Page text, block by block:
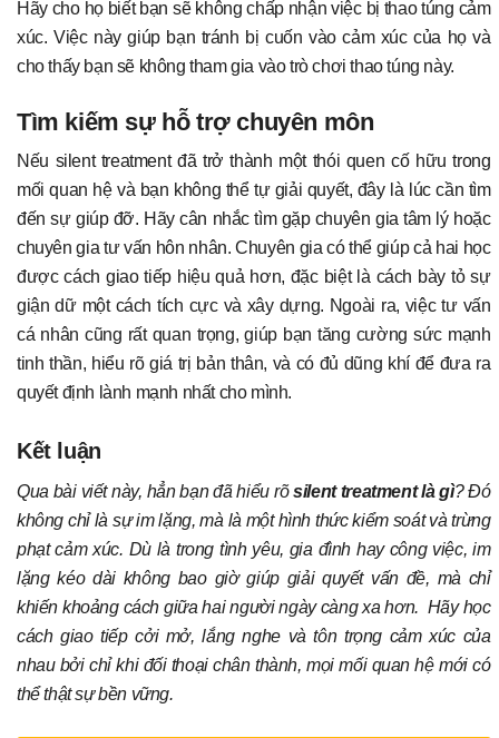
Hãy cho họ biết bạn sẽ không chấp nhận việc bị thao túng cảm
xúc. Việc này giúp bạn tránh bị cuốn vào cảm xúc của họ và
cho thấy bạn sẽ không tham gia vào trò chơi thao túng này.
Tìm kiếm sự hỗ trợ chuyên môn
Nếu silent treatment đã trở thành một thói quen cố hữu trong
mối quan hệ và bạn không thể tự giải quyết, đây là lúc cần tìm
đến sự giúp đỡ. Hãy cân nhắc tìm gặp chuyên gia tâm lý hoặc
chuyên gia tư vấn hôn nhân. Chuyên gia có thể giúp cả hai học
được cách giao tiếp hiệu quả hơn, đặc biệt là cách bày tỏ sự
giận dữ một cách tích cực và xây dựng. Ngoài ra, việc tư vấn
cá nhân cũng rất quan trọng, giúp bạn tăng cường sức mạnh
tinh thần, hiểu rõ giá trị bản thân, và có đủ dũng khí để đưa ra
quyết định lành mạnh nhất cho mình.
Kết luận
Qua bài viết này, hẳn bạn đã hiểu rõsilent treatment là gì? Đó
không chỉ là sự im lặng, mà là một hình thức kiểm soát và trừng
phạt cảm xúc. Dù là trong tình yêu, gia đình hay công việc, im
lặng kéo dài không bao giờ giúp giải quyết vấn đề, mà chỉ
khiến khoảng cách giữa hai người ngày càng xa hơn. Hãy học
cách giao tiếp cởi mở, lắng nghe và tôn trọng cảm xúc của
nhau bởi chỉ khi đối thoại chân thành, mọi mối quan hệ mới có
thể thật sự bền vững.